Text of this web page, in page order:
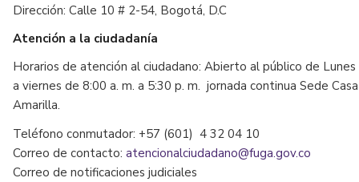
Dirección: Calle 10 # 2-54, Bogotá, D.C
Atención a la ciudadanía
Horarios de atención al ciudadano: Abierto al público de Lunes
a viernes de 8:00 a. m. a 5:30 p. m. jornada continua Sede Casa
Amarilla.
Teléfono conmutador: +57 (601) 4 32 04 10
Correo de contacto: atencionalciudadano@fuga.gov.co
Correo de notificaciones judiciales